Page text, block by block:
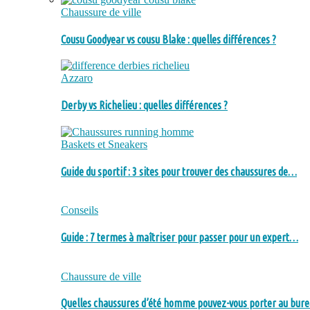
Chaussure de ville
Cousu Goodyear vs cousu Blake : quelles différences ?
Azzaro
Derby vs Richelieu : quelles différences ?
Baskets et Sneakers
Guide du sportif : 3 sites pour trouver des chaussures de…
Conseils
Guide : 7 termes à maîtriser pour passer pour un expert…
Chaussure de ville
Quelles chaussures d’été homme pouvez-vous porter au